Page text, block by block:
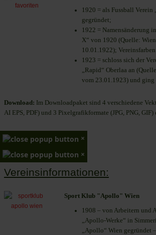
1920 = als Fussball Verein
gegründet;
1922 = Namensänderung
X“ von 1920 (Quelle:
10.01.1922);
1923 = schloss sich der
„Rapid“ Oberlaa an
vom 23.01.1923) und
Download: Im Downloadpaket sind 4 verschiedene
AI EPS, PDF) und 3 Pixelgrafikformate (JPG, PNG, GIF)
×
×
Vereinsinformationen:
Sport Klub "Apollo" Wien
1908 – von Arbeitern und
„Apollo-Werke“ in
„Apollo“ Wien gegründet